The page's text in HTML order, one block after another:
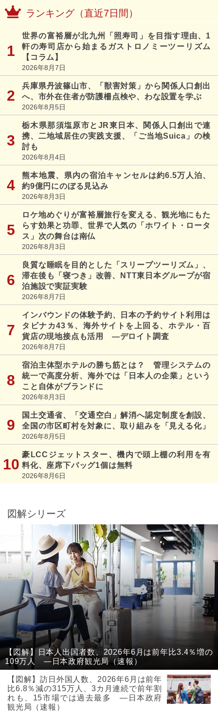
ランキング（直近7日間）
世界の富裕層が北九州「照寿司」を目指す理由、1
軒の寿司店から始まるガストロノミーツーリズム
【コラム】
2026年8月7日
兵庫県丹波篠山市、「獣害対策」から関係人口創出
へ、市外在住者が防護柵点検や、わな設置を学ぶ
2026年8月5日
栃木県那須塩原市とJR東日本、関係人口創出で連
携、二地域居住の実践支援、「ご当地Suica」の検
討も
2026年8月4日
熊本地震、県内の宿泊キャンセルは約6.5万人泊、
約9億円にのぼる見込み
2026年8月3日
ロケ地めぐりが富裕層旅行を変える、観光地にもた
らす効果と功罪、世界で人気の「ホワイト・ロータ
ス」次の舞台は南仏
2026年8月3日
良質な睡眠を目的とした「スリープツーリズム」、
滞在後も「寝つき」改善、NTT東日本グループが宿
泊施設で実証実験
2026年8月7日
インバウンドの体験予約、日本の予約サイト利用は
タビナカ43％、海外サイトを上回る、ホテル・百
貨店の現地接点も活用 ―デロイト調査
2026年8月7日
宿泊主体型ホテルの勝ち筋とは？ 管理システムの
統一で高度分析、海外では「日本人の企業」という
こと自体がブランドに
2026年8月3日
国土交通省、「交通空白」解消へ認定制度を創設、
全国の市区町村を対象に、取り組みを「見える化」
2026年8月5日
豪LCCジェットスター、機内で頭上棚の利用を有
料化、座席下バッグ1個は無料
2026年8月6日
図解シリーズ
【図解】日本人出国者数、2026年6月は前年比3.4％増の
109万人 ―日本政府観光局（速報）
【図解】訪日外国人数、2026年6月は前年
比6.8％減の315万人、3カ月連続で前年割
れも、15市場では過去最多 ―日本政府
観光局（速報）